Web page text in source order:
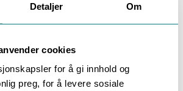
Detaljer Om
cookies
for å gi innhold og
preg, for å levere sosiale
Velg antall:
- +
på lager (3 dager)